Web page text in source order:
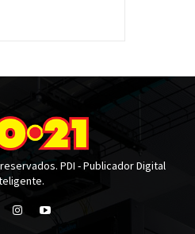
PDI - Publicador Digital